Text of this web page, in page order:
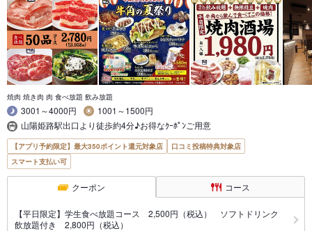
焼肉 焼き肉 肉 食べ放題 飲み放題
3001～4000円
1001～1500円
山陽姫路駅出口より徒歩約4分♪お得なｸｰﾎﾟﾝご用意
【アプリ予約限定】最大350ポイント還元対象店
口コミ投稿特典対象店
スマート支払い可
クーポン コース
【平日限定】学生食べ放題コース 2,500円（税込） ソフトドリンク
飲放題付き 2,800円（税込）